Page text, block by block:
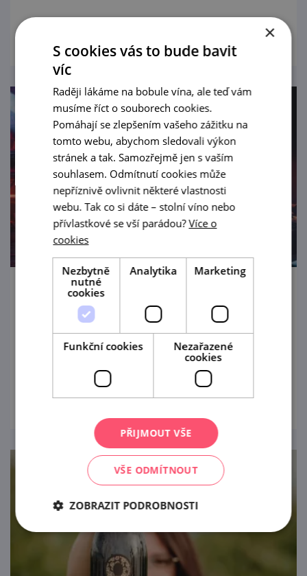
Živá hudba U Zajíce - Chameleon Groove
8. 8. '26
Živá hudba v Zahrádce U Zajíce.
prohlédnout
×
S cookies vás to bude bavit
víc
Raději lákáme na bobule vína, ale teď vám
musíme říct o souborech cookies.
Pomáhají se zlepšením vašeho zážitku na
tomto webu, abychom sledovali výkon
stránek a tak. Samozřejmě jen s vaším
souhlasem. Odmítnutí cookies může
nepříznivě ovlivnit některé vlastnosti
webu. Tak co si dáte – stolní víno nebo
přívlastkové se vší parádou?Více o
cookies
Nezbytně
nutné
cookies
Analytika Marketing
Funkční cookies
Nezařazené
cookies
PŘIJMOUT VŠE
VŠE ODMÍTNOUT
ZOBRAZIT PODROBNOSTI